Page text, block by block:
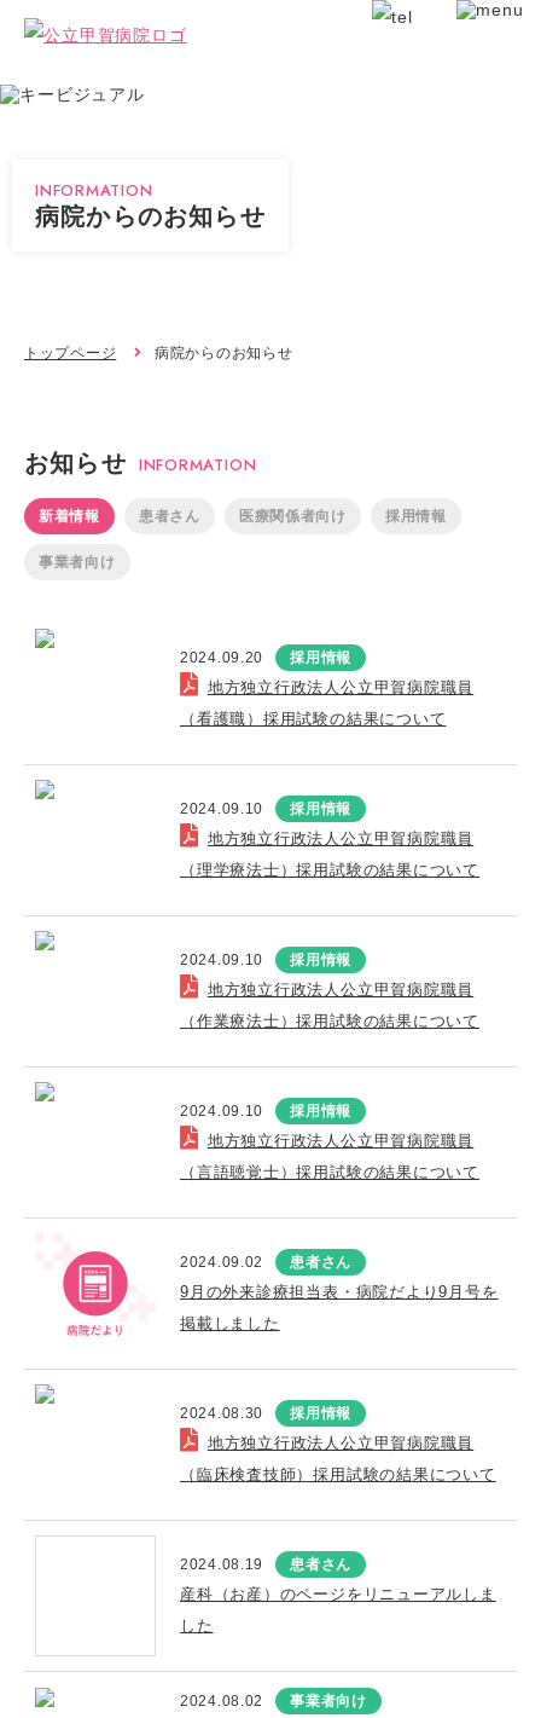
INFORMATION
病院からのお知らせ
トップページ 病院からのお知らせ
お知らせ INFORMATION
新着情報 患者さん 医療関係者向け 採用情報
事業者向け
2024.09.20 採用情報
地方独立行政法人公立甲賀病院職員
（看護職）採用試験の結果について
2024.09.10 採用情報
地方独立行政法人公立甲賀病院職員
（理学療法士）採用試験の結果について
2024.09.10 採用情報
地方独立行政法人公立甲賀病院職員
（作業療法士）採用試験の結果について
2024.09.10 採用情報
地方独立行政法人公立甲賀病院職員
（言語聴覚士）採用試験の結果について
2024.09.02 患者さん
9月の外来診療担当表・病院だより9月号を
掲載しました
2024.08.30 採用情報
地方独立行政法人公立甲賀病院職員
（臨床検査技師）採用試験の結果について
2024.08.19 患者さん
産科（お産）のページをリニューアルしま
した
2024.08.02 事業者向け